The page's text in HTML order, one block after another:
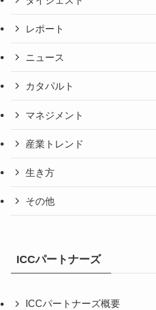
レポート
ニュース
カタパルト
マネジメント
産業トレンド
生き方
その他
ICCパートナーズ
ICCパートナーズ概要